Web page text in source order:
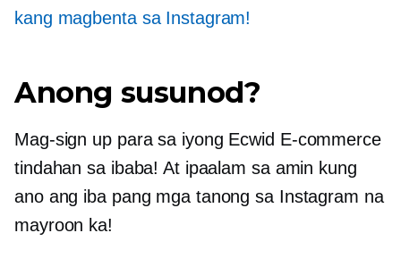
kang magbenta sa Instagram!
Anong susunod?
Mag-sign up para sa iyong Ecwid E-commerce
tindahan sa ibaba! At ipaalam sa amin kung
ano ang iba pang mga tanong sa Instagram na
mayroon ka!